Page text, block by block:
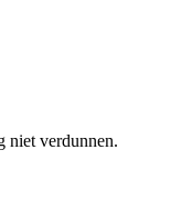
niet verdunnen.